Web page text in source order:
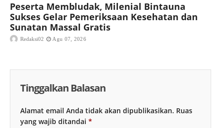
Peserta Membludak, Milenial Bintauna
Sukses Gelar Pemeriksaan Kesehatan dan
Sunatan Massal Gratis
Redaksi02 Agu 07, 2026
Tinggalkan Balasan
Alamat email Anda tidak akan dipublikasikan. Ruas
yang wajib ditandai *